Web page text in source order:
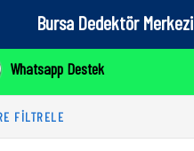
Bursa Dedektör Merkezi
Whatsapp Destek
FILTRELE